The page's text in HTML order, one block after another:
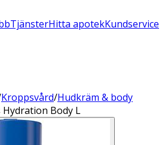
TjänsterHitta apotekKundservice
Kroppsvård/Hudkräm & body
Hydration Body L